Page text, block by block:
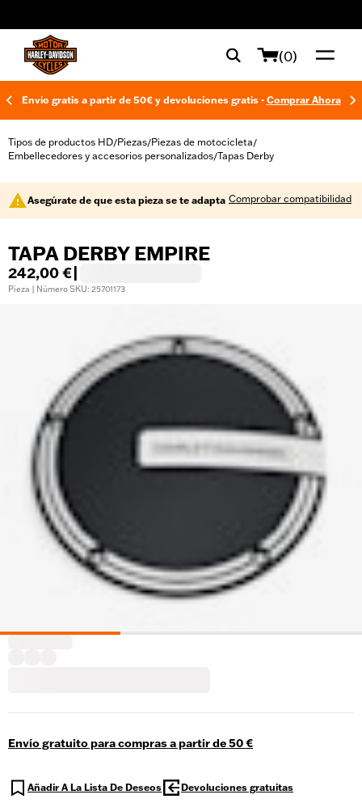
(0)
Envío gratis a partir de 50€ y devoluciones gratis - Comprar Ahora
Tipos de productos HD/Piezas/Piezas de motocicleta/
Embellecedores y accesorios personalizados/Tapas Derby
Asegúrate de que esta pieza se te adapta Comprobar compatibilidad
TAPA DERBY EMPIRE
242,00 €
Pieza | Número SKU: 25701173
Envío gratuito para compras a partir de 50 €
Añadir A La Lista De Deseos Devoluciones gratuitas